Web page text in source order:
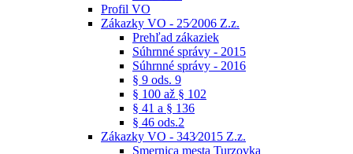
Profil VO
Zákazky VO - 25⁄2006 Z.z.
Prehľad zákaziek
Súhrnné správy - 2015
Súhrnné správy - 2016
§ 9 ods. 9
§ 100 až § 102
§ 41 a § 136
§ 46 ods.2
Zákazky VO - 343⁄2015 Z.z.
Smernica mesta Turzovka